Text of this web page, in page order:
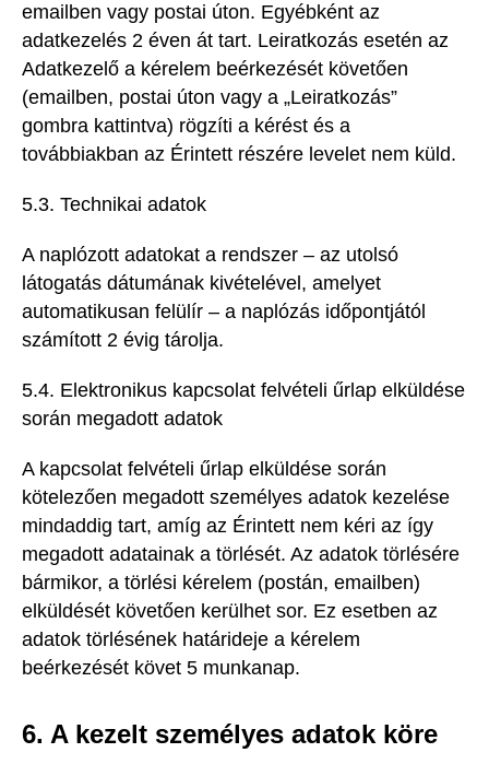
emailben vagy postai úton. Egyébként az
adatkezelés 2 éven át tart. Leiratkozás esetén az
Adatkezelő a kérelem beérkezését követően
(emailben, postai úton vagy a „Leiratkozás”
gombra kattintva) rögzíti a kérést és a
továbbiakban az Érintett részére levelet nem küld.
5.3. Technikai adatok
A naplózott adatokat a rendszer – az utolsó
látogatás dátumának kivételével, amelyet
automatikusan felülír – a naplózás időpontjától
számított 2 évig tárolja.
5.4. Elektronikus kapcsolat felvételi űrlap elküldése
során megadott adatok
A kapcsolat felvételi űrlap elküldése során
kötelezően megadott személyes adatok kezelése
mindaddig tart, amíg az Érintett nem kéri az így
megadott adatainak a törlését. Az adatok törlésére
bármikor, a törlési kérelem (postán, emailben)
elküldését követően kerülhet sor. Ez esetben az
adatok törlésének határideje a kérelem
beérkezését követ 5 munkanap.
6. A kezelt személyes adatok köre